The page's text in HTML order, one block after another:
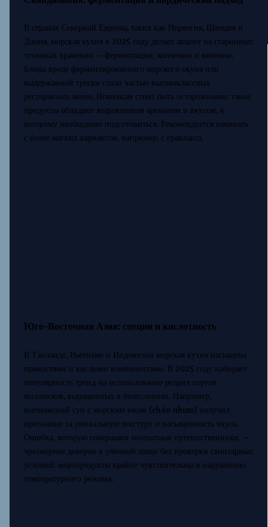
В странах Северной Европы, таких как Норвегия, Швеция и
Дания, морская кухня в 2025 году делает акцент на старинных
техниках хранения — ферментации, копчении и вялении.
Блюда вроде ферментированного морского окуня или
выдержанной трески стали частью высококлассных
ресторанных меню. Новичкам стоит быть осторожными: такие
продукты обладают выраженным ароматом и вкусом, к
которому необходимо подготовиться. Рекомендуется начинать
с более мягких вариантов, например, с гравлакса.
Юго-Восточная Азия: специи и кислотность
В Таиланде, Вьетнаме и Индонезии морская кухня насыщена
пряностями и кислыми компонентами. В 2025 году набирает
популярность тренд на использование редких сортов
моллюсков, выращенных в биоусловиях. Например,
вьетнамский суп с морским ежом (cháo nhum) получил
признание за уникальную текстуру и насыщенность вкуса.
Ошибка, которую совершают неопытные путешественники, —
чрезмерное доверие к уличной пище без проверки санитарных
условий: морепродукты крайне чувствительны к нарушению
температурного режима.